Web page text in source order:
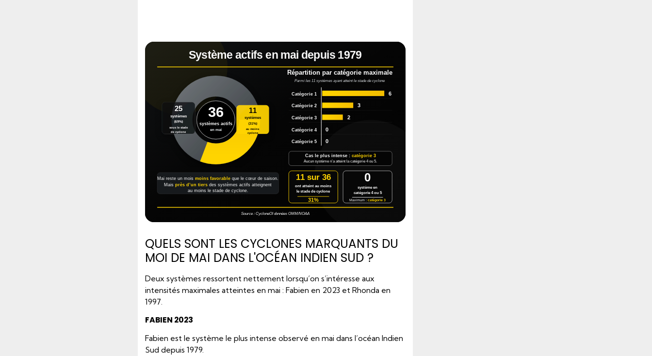
Système actifs en mai depuis 1979
36
systèmes actifs
en mai
25
systèmes
(69%)
sous le stade
de cyclone
11
systèmes
(31%)
au moins
cyclone
Mai reste un moismoins favorable que le cœur de saison.
Maisprès d’un tiers des systèmes actifs atteignent
au moins le stade de cyclone.
Répartition par catégorie maximale
Parmi les 11 systèmes ayant atteint le stade de cyclone
Catégorie 1 6
Catégorie 2 3
Catégorie 3 2
Catégorie 4 0
Catégorie 5 0
Cas le plus intense : catégorie 3
Aucun système n’a atteint la catégorie 4 ou 5.
11 sur 36
ont atteint au moins
le stade de cyclone
31%
0
système en
catégorie 4 ou 5
Maximum :catégorie 3
Source : CycloneOI données OMM/NOAA
QUELS SONT LES CYCLONES MARQUANTS DU
MOI DE MAI DANS L'OCÉAN INDIEN SUD ?
Deux systèmes ressortent nettement lorsqu’on s’intéresse aux
intensités maximales atteintes en mai : Fabien en 2023 et Rhonda en
1997.
FABIEN 2023
Fabien est le système le plus intense observé en mai dans l’océan Indien
Sud depuis 1979.